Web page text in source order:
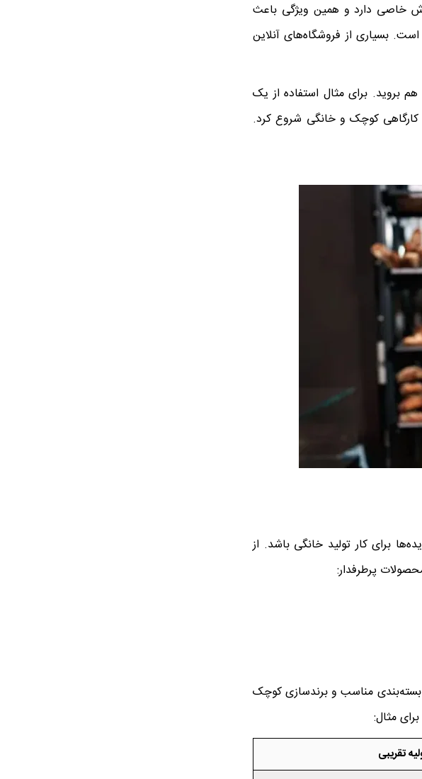
خاصی دارد و همین ویژگی باعث
بسیاری از فروشگاه‌های آنلاین
بروید. برای مثال استفاده از یک
کوچک و خانگی شروع کرد.
برای کار تولید خانگی باشد. از
پرطرفدار:
بسته‌بندی مناسب و برندسازی کوچک
مثال:
تقریبی